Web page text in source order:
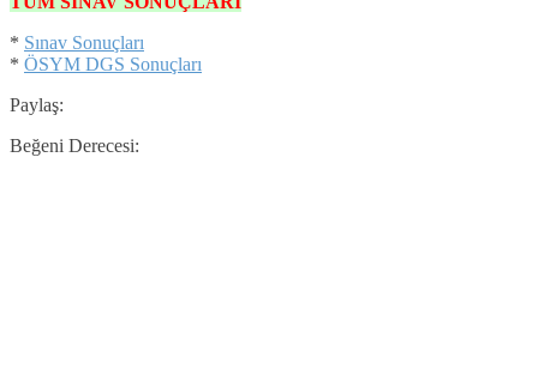
* Sınav Sonuçları
* ÖSYM DGS Sonuçları
Paylaş:
Beğeni Derecesi: